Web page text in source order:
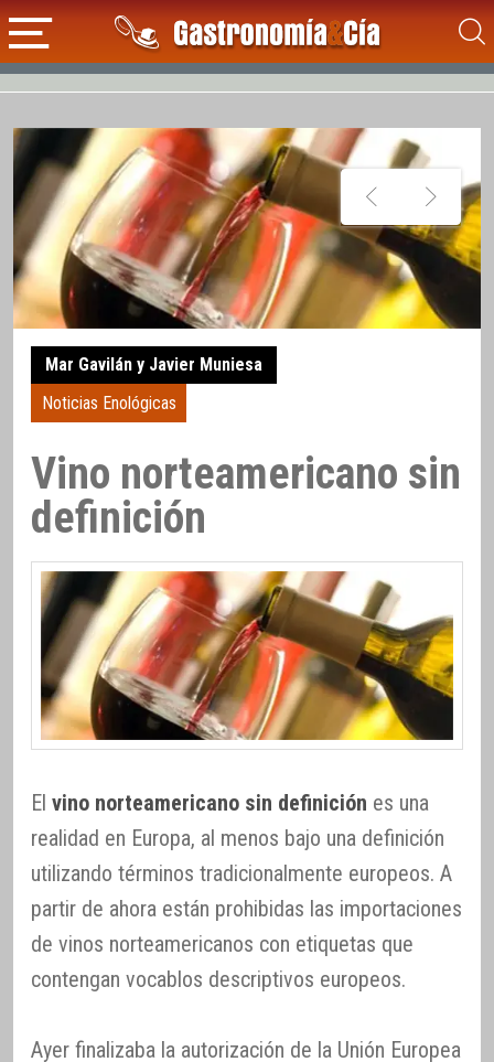
Mar Gavilán y Javier Muniesa
Noticias Enológicas
Vino norteamericano sin
definición
El vino norteamericano sin definición es una
realidad en Europa, al menos bajo una definición
utilizando términos tradicionalmente europeos. A
partir de ahora están prohibidas las importaciones
de vinos norteamericanos con etiquetas que
contengan vocablos descriptivos europeos.
Ayer finalizaba la autorización de la Unión Europea